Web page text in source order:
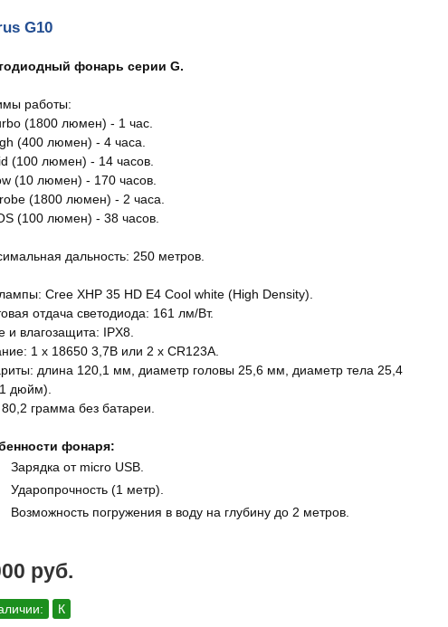
G10
фонарь серии G.
работы:
(1800 люмен) - 1 час.
(400 люмен) - 4 часа.
(100 люмен) - 14 часов.
(10 люмен) - 170 часов.
(1800 люмен) - 2 часа.
(100 люмен) - 38 часов.
дальность: 250 метров.
Cree XHP 35 HD E4 Cool white (High Density).
отдача светодиода: 161 лм/Вт.
и влагозащита: IPX8.
1 x 18650 3,7В или 2 x CR123A.
длина 120,1 мм, диаметр головы 25,6 мм, диаметр тела 25,4
дюйм).
грамма без батареи.
фонаря:
Зарядка от micro USB.
Ударопрочность (1 метр).
Возможность погружения в воду на глубину до 2 метров.
руб.
К